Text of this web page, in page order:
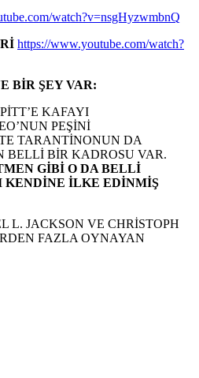
watch?v=nsgHyzwmbnQ
https://www.youtube.com/watch?
BİR ŞEY VAR:
KAFAYI
PEŞİNİ
TARANTİNONUN DA
BELLİ BİR KADROSU VAR.
GİBİ O DA BELLİ
İLKE EDİNMİŞ
L. JACKSON VE CHRİSTOPH
FAZLA OYNAYAN